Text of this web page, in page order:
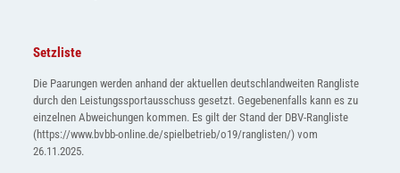
Setzliste
Die Paarungen werden anhand der aktuellen deutschlandweiten Rangliste
durch den Leistungssportausschuss gesetzt. Gegebenenfalls kann es zu
einzelnen Abweichungen kommen. Es gilt der Stand der DBV-Rangliste
(https://www.bvbb-online.de/spielbetrieb/o19/ranglisten/) vom
26.11.2025.